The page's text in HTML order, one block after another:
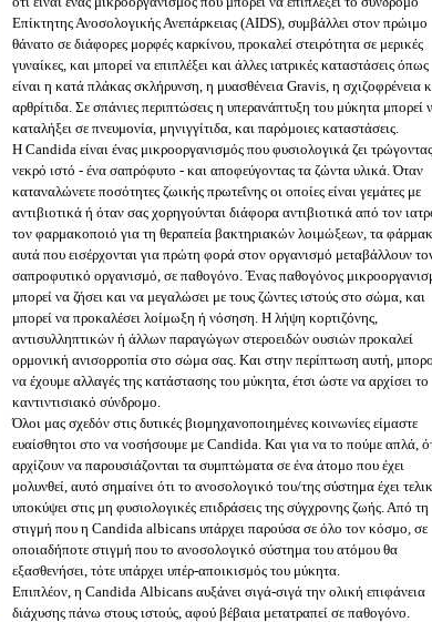
Επίκτητης Ανοσολογικής Ανεπάρκειας (AIDS), συμβάλλει στον πρώιμο
θάνατο σε διάφορες μορφές καρκίνου, προκαλεί στειρότητα σε μερικές
γυναίκες, και μπορεί να επιπλέξει και άλλες ιατρικές καταστάσεις όπως
είναι η κατά πλάκας σκλήρυνση, η μυασθένεια Gravis, η σχιζοφρένεια
αρθρίτιδα. Σε σπάνιες περιπτώσεις η υπερανάπτυξη του μύκητα μπορεί
καταλήξει σε πνευμονία, μηνιγγίτιδα, και παρόμοιες καταστάσεις.
Η Candida είναι ένας μικροοργανισμός που φυσιολογικά ζει τρώγοντας
νεκρό ιστό - ένα σαπρόφυτο - και αποφεύγοντας τα ζώντα υλικά. Όταν
καταναλώνετε ποσότητες ζωικής πρωτεΐνης οι οποίες είναι γεμάτες με
αντιβιοτικά ή όταν σας χορηγούνται διάφορα αντιβιοτικά από τον
τον φαρμακοποιό για τη θεραπεία βακτηριακών λοιμώξεων, τα
αυτά που εισέρχονται για πρώτη φορά στον οργανισμό μεταβάλλουν
σαπροφυτικό οργανισμό, σε παθογόνο. Ένας παθογόνος
μπορεί να ζήσει και να μεγαλώσει με τους ζώντες ιστούς στο σώμα, και
μπορεί να προκαλέσει λοίμωξη ή νόσηση. Η λήψη κορτιζόνης,
αντισυλληπτικών ή άλλων παραγώγων στεροειδών ουσιών προκαλεί
ορμονική ανισορροπία στο σώμα σας. Και στην περίπτωση αυτή,
να έχουμε αλλαγές της κατάστασης του μύκητα, έτσι ώστε να αρχίσει το
καντιντισιακό σύνδρομο.
Όλοι μας σχεδόν στις δυτικές βιομηχανοποιημένες κοινωνίες είμαστε
ευαίσθητοι στο να νοσήσουμε με Candida. Και για να το πούμε απλά,
αρχίζουν να παρουσιάζονται τα συμπτώματα σε ένα άτομο που έχει
μολυνθεί, αυτό σημαίνει ότι το ανοσολογικό του/της σύστημα έχει
υποκύψει στις μη φυσιολογικές επιδράσεις της σύγχρονης ζωής. Από τη
στιγμή που η Candida albicans υπάρχει παρούσα σε όλο τον κόσμο, σε
οποιαδήποτε στιγμή που το ανοσολογικό σύστημα του ατόμου θα
εξασθενήσει, τότε υπάρχει υπέρ-αποικισμός του μύκητα.
Επιπλέον, η Candida Αlbicans αυξάνει σιγά-σιγά την ολική επιφάνεια
διάχυσης πάνω στους ιστούς, αφού βέβαια μετατραπεί σε παθογόνο.